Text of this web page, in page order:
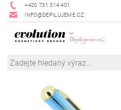
+420 731 514 401
INFO@DEPILUJEME.CZ